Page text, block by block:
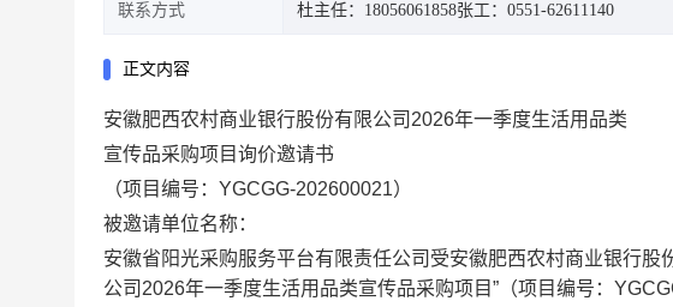
联系方式 杜主任：18056061858张工：0551-62611140
正文内容
安徽肥西农村商业银行股份有限公司 2026年一季度生活用品类
宣传品采购项目询价邀请书
（项目编号： YGCGG-202600021）
被邀请单位名称：
安徽省阳光采购服务平台有限责任公司受安徽肥西农村商业银行股
公司 2026年一季度生活用品类宣传品采购项目” （项目编号：